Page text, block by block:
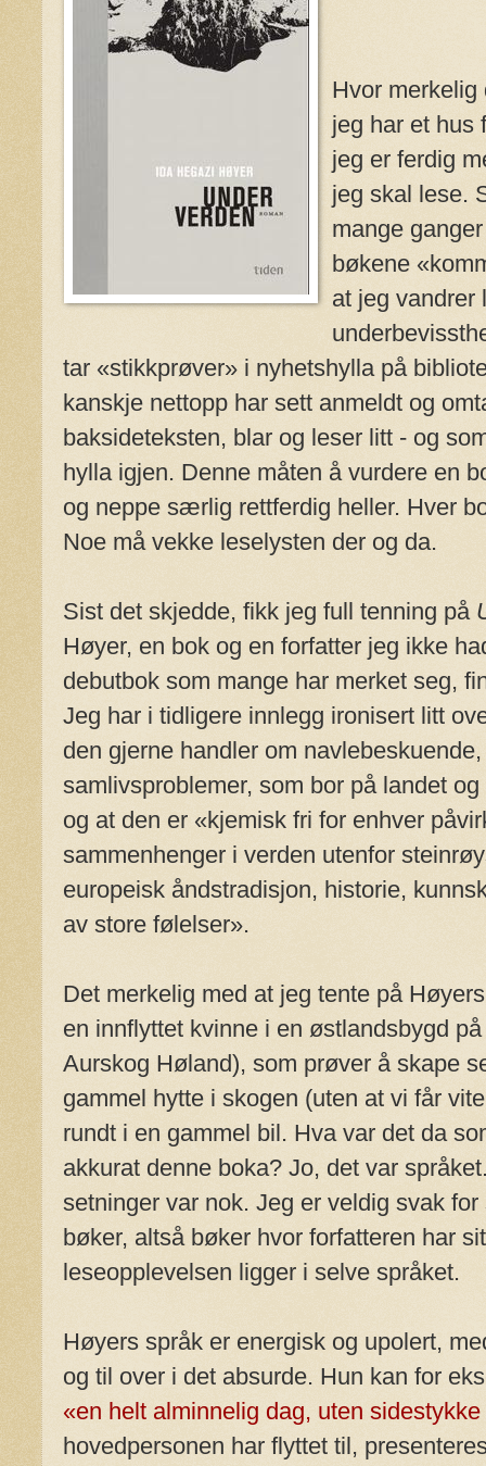
Hvor merkelig
jeg har et hus
jeg er ferdig
jeg skal lese.
mange
bøkene
at jeg vandrer
tar «stikkprøver» i nyhetshylla på
kanskje nettopp har sett anmeldt og
baksideteksten, blar og leser litt - og
hylla igjen. Denne måten å vurdere en
og neppe særlig rettferdig heller. Hver
Noe må vekke leselysten der og da.
Sist det skjedde, fikk jeg full tenning på
Høyer, en bok og en forfatter jeg ikke
debutbok som mange har merket seg,
Jeg har i tidligere innlegg ironisert litt
den gjerne handler om
samlivsproblemer, som bor på landet
og at den er «kjemisk fri for enhver
sammenhenger i verden utenfor
europeisk åndstradisjon, historie,
av store følelser».
Det merkelig med at jeg tente på
en innflyttet kvinne i en østlandsbygd
Aurskog Høland), som prøver å skape
gammel hytte i skogen (uten at vi får
rundt i en gammel bil. Hva var det da
akkurat denne boka? Jo, det var
setninger var nok. Jeg er veldig svak
bøker, altså bøker hvor forfatteren har
leseopplevelsen ligger i selve språket.
Høyers språk er energisk og upolert,
og til over i det absurde. Hun kan for
«en helt alminnelig dag, uten
hovedpersonen har flyttet til,